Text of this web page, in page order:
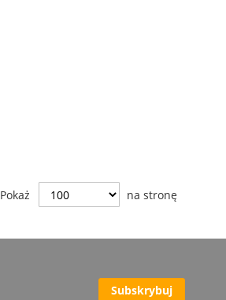
Pokaż na stronę
Subskrybuj